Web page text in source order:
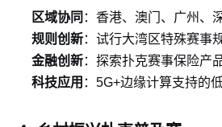
区域协同 ：香港、澳门、广州、
规则创新：试行大湾区特殊赛事
金融创新：探索扑克赛事保险产
科技应用 ：5G+边缘计算支持的